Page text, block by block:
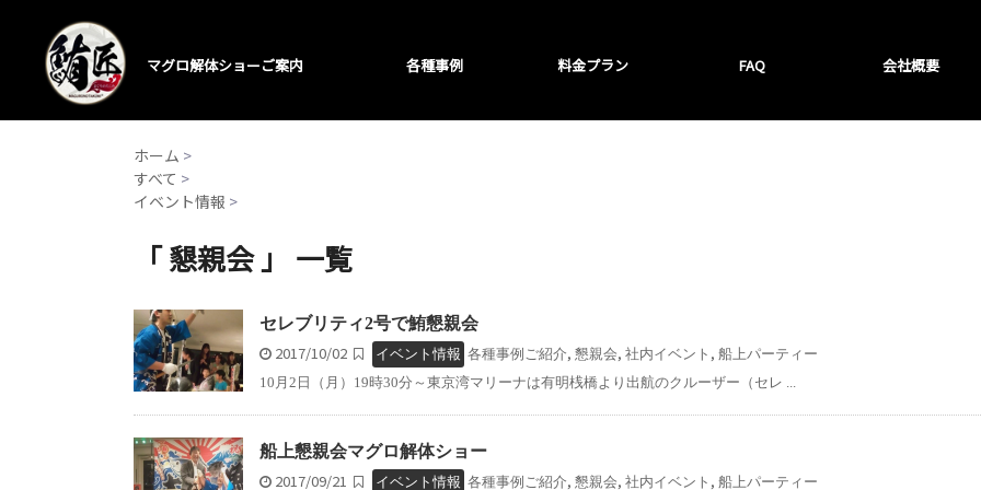
マグロ解体ショーご案内 各種事例 料金プラン FAQ 会社概要
ホーム >
すべて >
イベント情報 >
「 懇親会 」 一覧
セレブリティ2号で鮪懇親会
2017/10/02 イベント情報 各種事例ご紹介, 懇親会, 社内イベント , 船上パーティー
10月2日（月）19時30分～東京湾マリーナは有明桟橋より出航のクルーザー（セレ ...
船上懇親会マグロ解体ショー
2017/09/21 イベント情報 各種事例ご紹介, 懇親会, 社内イベント , 船上パーティー